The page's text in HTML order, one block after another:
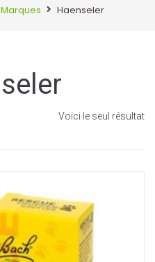
Marques Haenseler
Voici le seul résultat